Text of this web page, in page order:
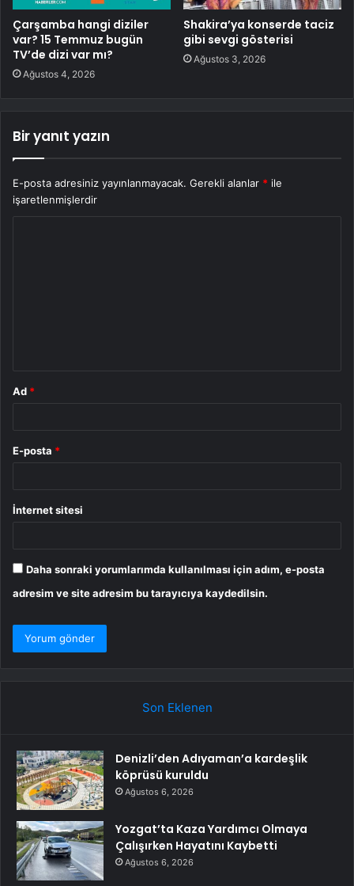
Çarşamba hangi diziler
var? 15 Temmuz bugün
TV’de dizi var mı?
Ağustos 4, 2026
Shakira’ya konserde taciz
gibi sevgi gösterisi
Ağustos 3, 2026
Bir yanıt yazın
E-posta adresiniz yayınlanmayacak. Gerekli alanlar * ile
işaretlenmişlerdir
Ad *
E-posta *
İnternet sitesi
Daha sonraki yorumlarımda kullanılması için adım, e-posta
adresim ve site adresim bu tarayıcıya kaydedilsin.
Son Eklenen
Denizli’den Adıyaman’a kardeşlik
köprüsü kuruldu
Ağustos 6, 2026
Yozgat’ta Kaza Yardımcı Olmaya
Çalışırken Hayatını Kaybetti
Ağustos 6, 2026